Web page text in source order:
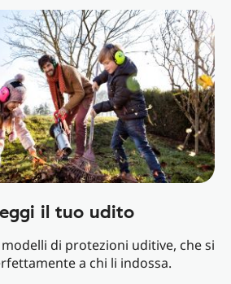
il tuo udito
di protezioni uditive, che si
a chi li indossa.